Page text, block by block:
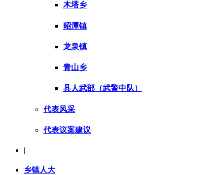
木塔乡
昭潭镇
龙泉镇
青山乡
县人武部（武警中队）
代表风采
代表议案建议
|
乡镇人大